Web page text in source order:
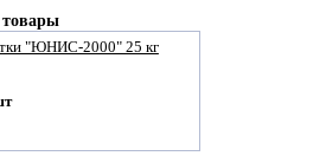
"ЮНИС-2000" 25 кг